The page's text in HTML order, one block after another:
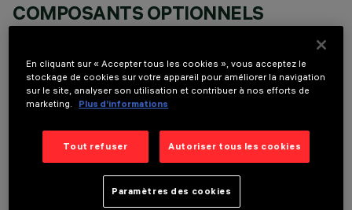
COMPOSANTS OPTIONNELS
DONNÉES TECHNIQUES
DERNIÈRE MISE À JOUR: 06/08/2026
En cliquant sur « Accepter tous les cookies », vous acceptez le
stockage de cookies sur votre appareil pour améliorer la navigation
sur le site, analyser son utilisation et contribuer à nos efforts de
marketing.
Plus d’informations
Tout refuser Autoriser tous les cookies
Paramètres des cookies